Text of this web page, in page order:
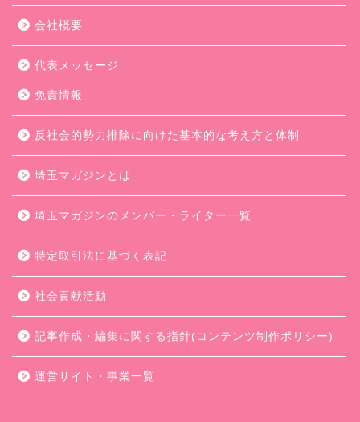
会社概要
代表メッセージ
免責情報
反社会的勢力排除に向けた基本的な考え方と体制
埼玉マガジンとは
埼玉マガジンのメンバー・ライター一覧
特定取引法に基づく表記
社会貢献活動
記事作成・編集に関する指針(コンテンツ制作ポリシー)
運営サイト・事業一覧